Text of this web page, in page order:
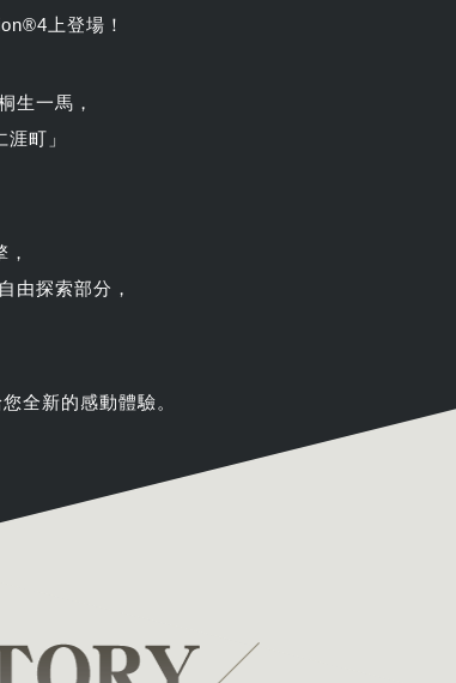
上登場！
生一馬，
町」
由探索部分，
全新的感動體驗。